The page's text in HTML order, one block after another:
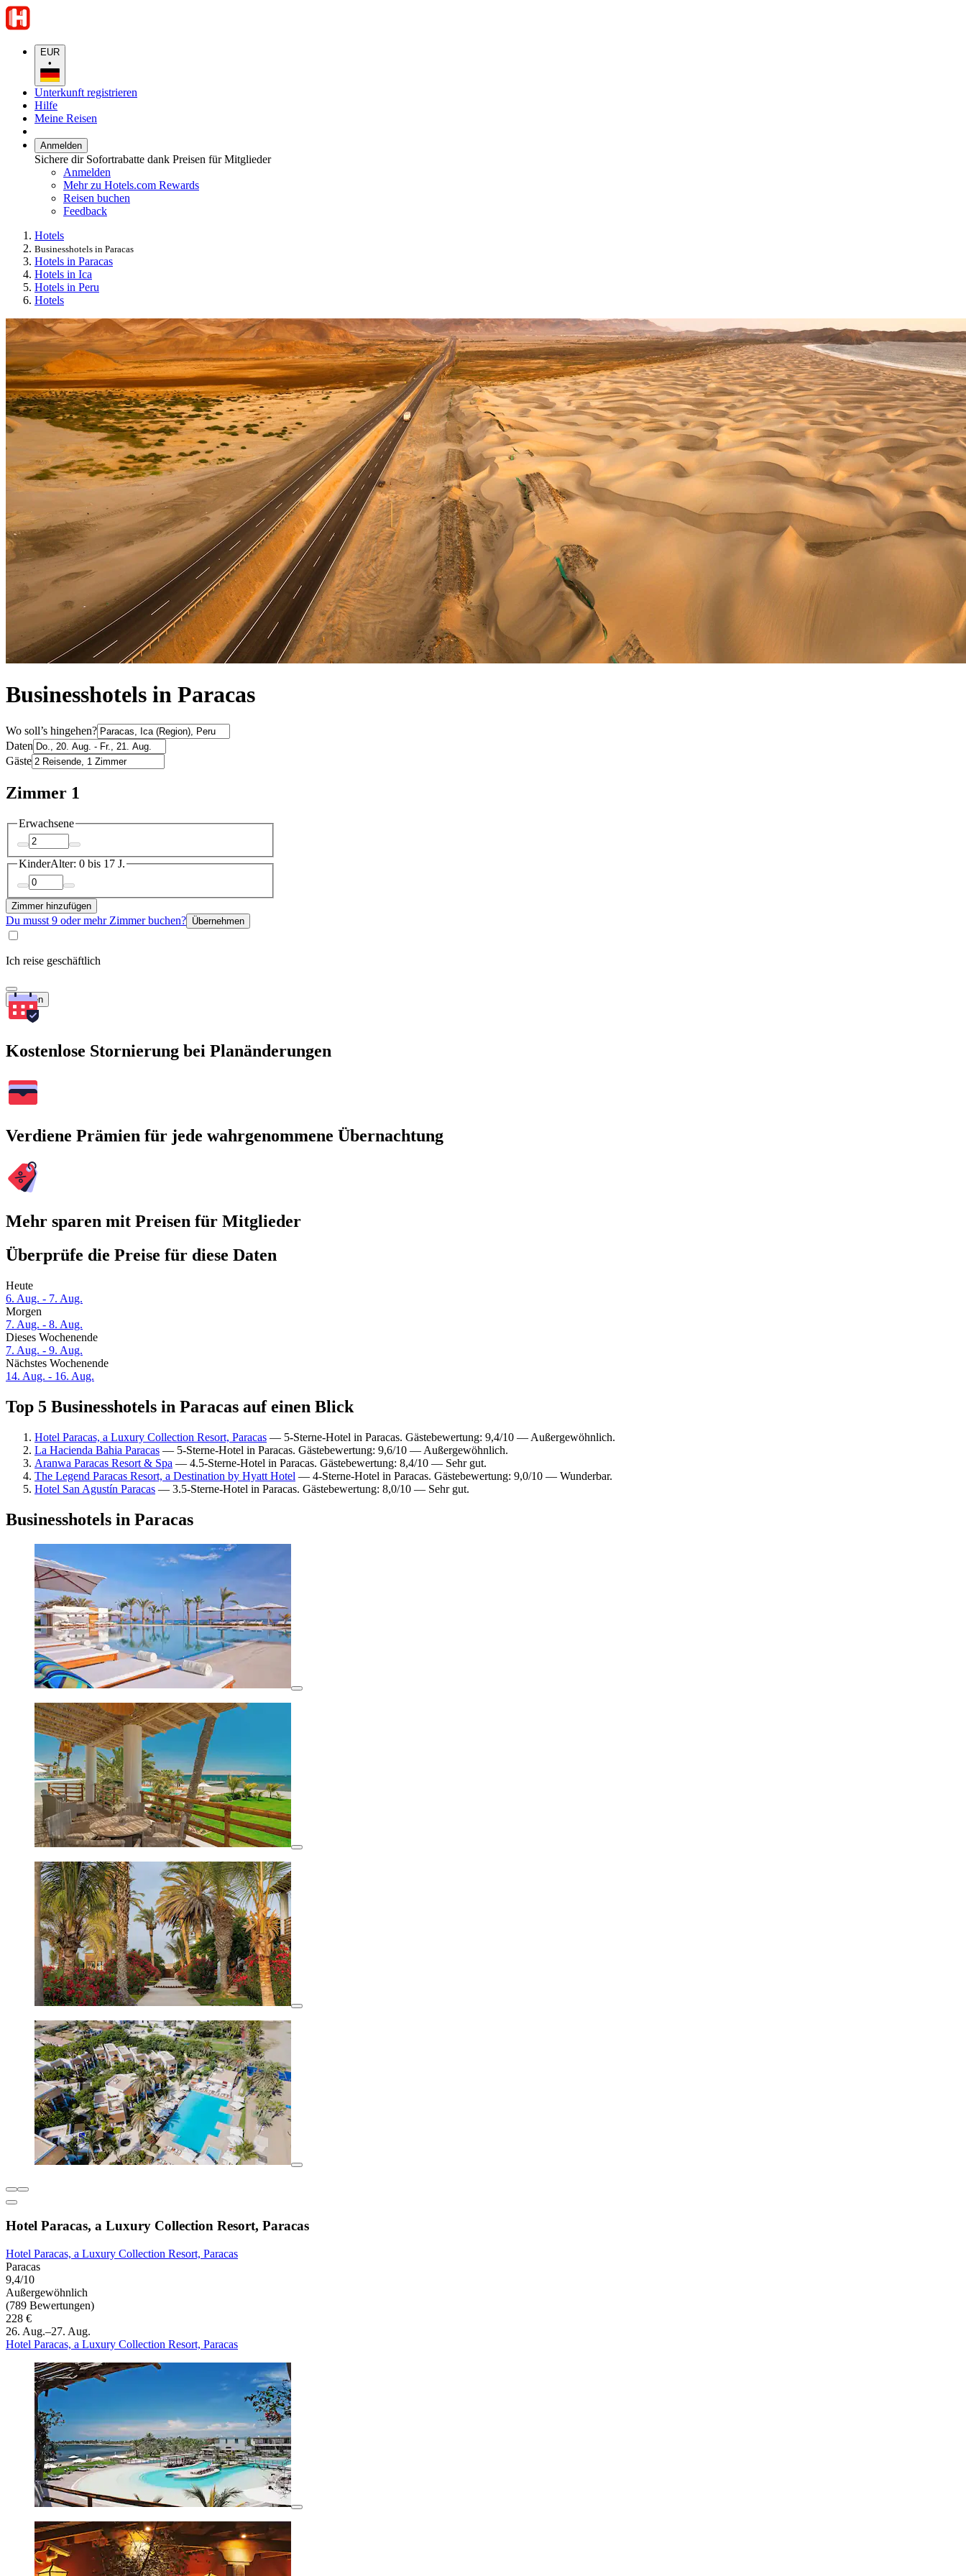
EUR
•
Unterkunft registrieren
Hilfe
Meine Reisen
Anmelden
Sichere dir Sofortrabatte dank Preisen für Mitglieder
Anmelden
Mehr zu Hotels.com Rewards
Reisen buchen
Feedback
Hotels
Businesshotels in Paracas
Hotels in Paracas
Hotels in Ica
Hotels in Peru
Hotels
Businesshotels in Paracas
Wo soll’s hingehen?
Daten
Gäste
Zimmer 1
Erwachsene
KinderAlter: 0 bis 17 J.
Zimmer hinzufügen
Du musst 9 oder mehr Zimmer buchen? Übernehmen
Ich reise geschäftlich
Suchen
Kostenlose Stornierung bei Planänderungen
Verdiene Prämien für jede wahrgenommene Übernachtung
Mehr sparen mit Preisen für Mitglieder
Überprüfe die Preise für diese Daten
Heute
6. Aug. - 7. Aug.
Morgen
7. Aug. - 8. Aug.
Dieses Wochenende
7. Aug. - 9. Aug.
Nächstes Wochenende
14. Aug. - 16. Aug.
Top 5 Businesshotels in Paracas auf einen Blick
Hotel Paracas, a Luxury Collection Resort, Paracas — 5-Sterne-Hotel in Paracas. Gästebewertung: 9,4/10 — Außergewöhnlich.
La Hacienda Bahia Paracas — 5-Sterne-Hotel in Paracas. Gästebewertung: 9,6/10 — Außergewöhnlich.
Aranwa Paracas Resort & Spa — 4.5-Sterne-Hotel in Paracas. Gästebewertung: 8,4/10 — Sehr gut.
The Legend Paracas Resort, a Destination by Hyatt Hotel — 4-Sterne-Hotel in Paracas. Gästebewertung: 9,0/10 — Wunderbar.
Hotel San Agustín Paracas — 3.5-Sterne-Hotel in Paracas. Gästebewertung: 8,0/10 — Sehr gut.
Businesshotels in Paracas
Hotel Paracas, a Luxury Collection Resort, Paracas
Hotel Paracas, a Luxury Collection Resort, Paracas
Paracas
9,4/10
Außergewöhnlich
(789 Bewertungen)
228 €
26. Aug.–27. Aug.
Hotel Paracas, a Luxury Collection Resort, Paracas